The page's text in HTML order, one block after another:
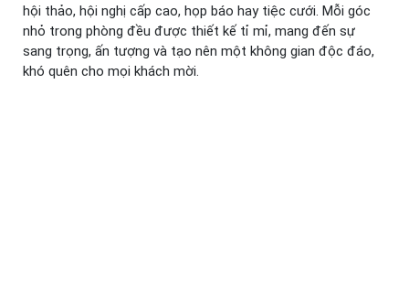
hội thảo, hội nghị cấp cao, họp báo hay tiệc cưới. Mỗi góc
nhỏ trong phòng đều được thiết kế tỉ mỉ, mang đến sự
sang trọng, ấn tượng và tạo nên một không gian độc đáo,
khó quên cho mọi khách mời.